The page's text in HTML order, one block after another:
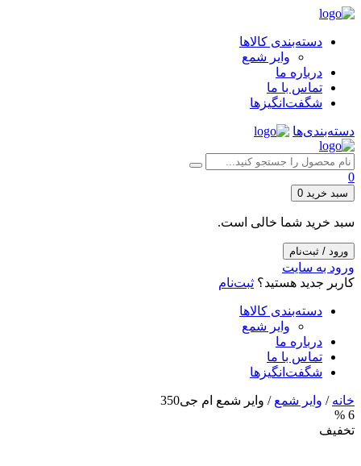
دسته‌بندی کالاها
وایر شمع
درباره ما
تماس با ما
شگفت‌انگیزها
دسته‌بندی‌ها
0
سبد خرید 0
سبد خرید شما خالی است.
ورود / ثبت‌نام
ورود به سایت
کاربر جدید هستید؟ ثبت‌نام
دسته‌بندی کالاها
وایر شمع
درباره ما
تماس با ما
شگفت‌انگیزها
خانه / وایر شمع / وایر شمع ام جی350
6 %
تخفیف